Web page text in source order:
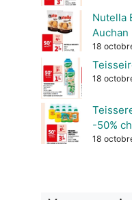
Nutella
Auchan
18
18
-50%
18